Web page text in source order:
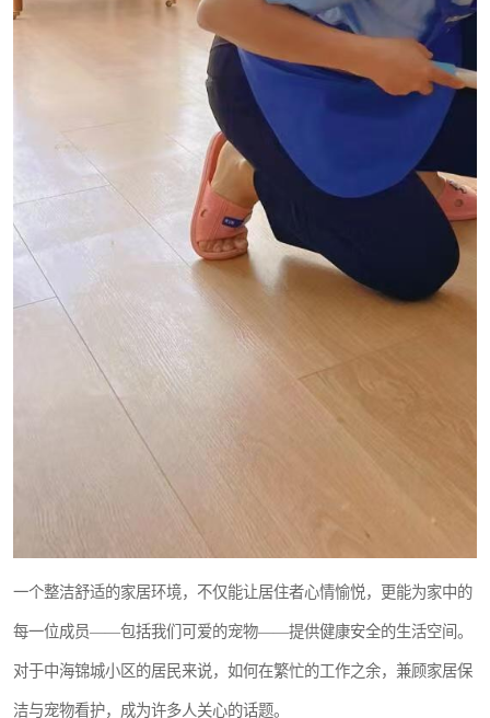
一个整洁舒适的家居环境，不仅能让居住者心情愉悦，更能为家中的
每一位成员——包括我们可爱的宠物——提供健康安全的生活空间。
对于中海锦城小区的居民来说，如何在繁忙的工作之余，兼顾家居保
洁与宠物看护，成为许多人关心的话题。